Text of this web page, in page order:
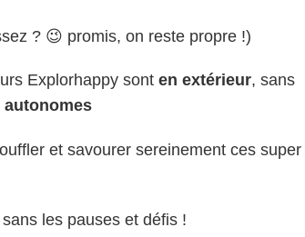
? 😉 promis, on reste propre !)
Explorhappy sont en extérieur, sans
autonomes
et savourer sereinement ces super
les pauses et défis !